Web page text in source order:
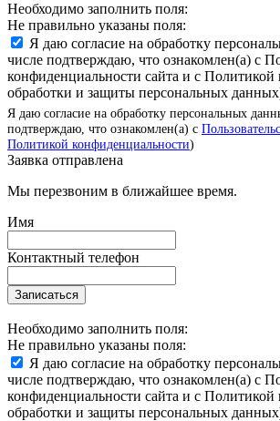
Необходимо заполнить поля:
Не правильно указаны поля:
Я даю согласие на обработку
числе подтверждаю, что ознакомлен(а) с
конфиденциальности сайта и с
обработки и защиты персональных
Я даю согласие на обработку персональных
подтверждаю, что ознакомлен(а) с
Политикой конфиденциальности)
Заявка отправлена
Мы перезвоним в ближайшее время.
Имя
Контактный телефон
Записаться
Необходимо заполнить поля:
Не правильно указаны поля:
Я даю согласие на обработку
числе подтверждаю, что ознакомлен(а) с
конфиденциальности сайта и с
обработки и защиты персональных